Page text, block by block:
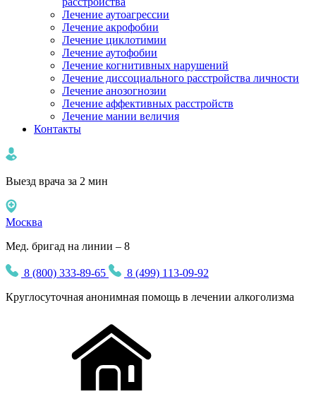
Лечение аутоагрессии
Лечение акрофобии
Лечение циклотимии
Лечение аутофобии
Лечение когнитивных нарушений
Лечение диссоциального расстройства личности
Лечение анозогнозии
Лечение аффективных расстройств
Лечение мании величия
Контакты
Выезд врача за 2 мин
Москва
Мед. бригад на линии – 8
8 (800) 333-89-65
8 (499) 113-09-92
Круглосуточная анонимная помощь в лечении алкоголизма